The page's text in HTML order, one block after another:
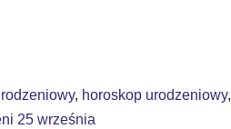
, horoskop urodzeniowy,
25 września